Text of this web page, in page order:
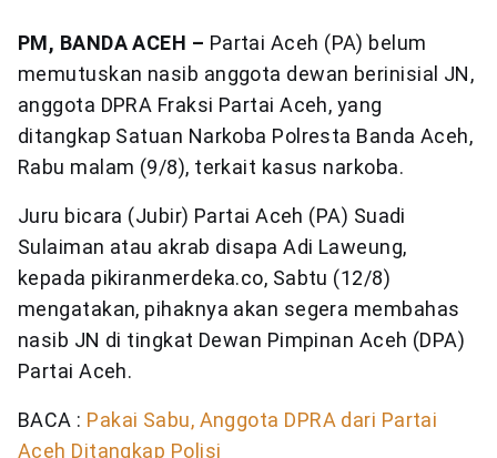
PM, BANDA ACEH – Partai Aceh (PA) belum
memutuskan nasib anggota dewan berinisial JN,
anggota DPRA Fraksi Partai Aceh, yang
ditangkap Satuan Narkoba Polresta Banda Aceh,
Rabu malam (9/8), terkait kasus narkoba.
Juru bicara (Jubir) Partai Aceh (PA) Suadi
Sulaiman atau akrab disapa Adi Laweung,
kepada pikiranmerdeka.co, Sabtu (12/8)
mengatakan, pihaknya akan segera membahas
nasib JN di tingkat Dewan Pimpinan Aceh (DPA)
Partai Aceh.
BACA : Pakai Sabu, Anggota DPRA dari Partai
Aceh Ditangkap Polisi